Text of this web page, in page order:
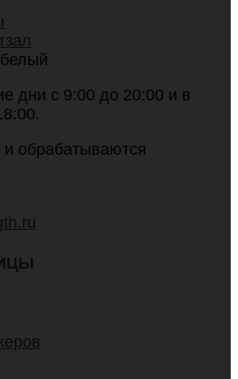
дни с 9:00 до 20:00 и в
обрабатываются